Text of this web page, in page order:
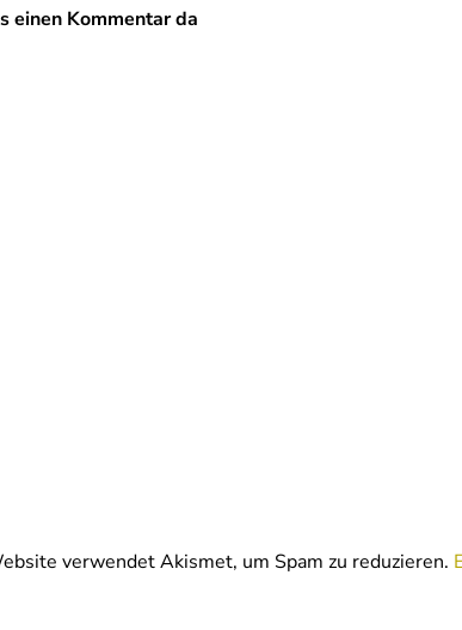
einen Kommentar da
verwendet Akismet, um Spam zu reduzieren.